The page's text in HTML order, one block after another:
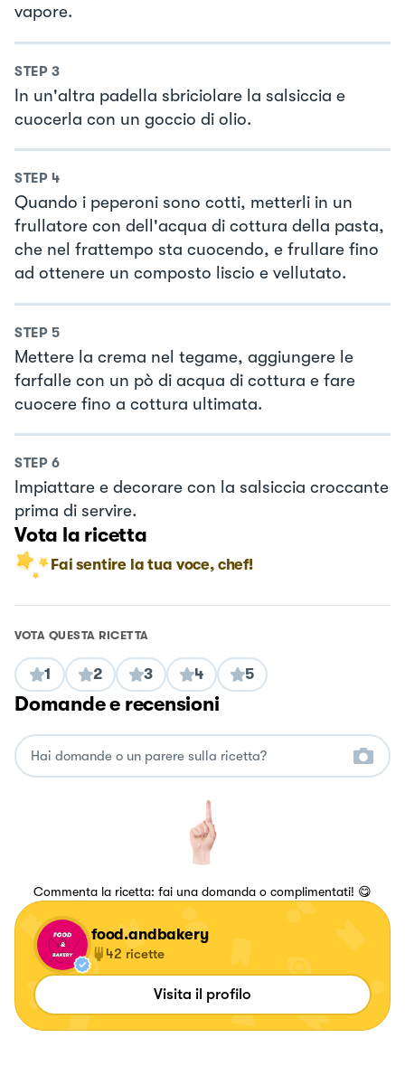
vapore.
STEP 3
In un'altra padella sbriciolare la salsiccia e
cuocerla con un goccio di olio.
STEP 4
Quando i peperoni sono cotti, metterli in un
frullatore con dell'acqua di cottura della pasta,
che nel frattempo sta cuocendo, e frullare fino
ad ottenere un composto liscio e vellutato.
STEP 5
Mettere la crema nel tegame, aggiungere le
farfalle con un pò di acqua di cottura e fare
cuocere fino a cottura ultimata.
STEP 6
Impiattare e decorare con la salsiccia croccante
prima di servire.
Vota la ricetta
Fai sentire la tua voce, chef!
VOTA QUESTA RICETTA
1 2 3 4 5
Domande e recensioni
Commenta la ricetta: fai una domanda o complimentati! 😋
food.andbakery
42 ricette
Visita il profilo